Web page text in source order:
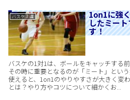
バスケ上達 1on1に強
したミー
す！
バスケの1対1は、ボールをキャッチする
その時に重要となるのが「ミート」とい
使えると、1on1のやりやすさが大きく変
とは？やり方やコツについて細かくお...